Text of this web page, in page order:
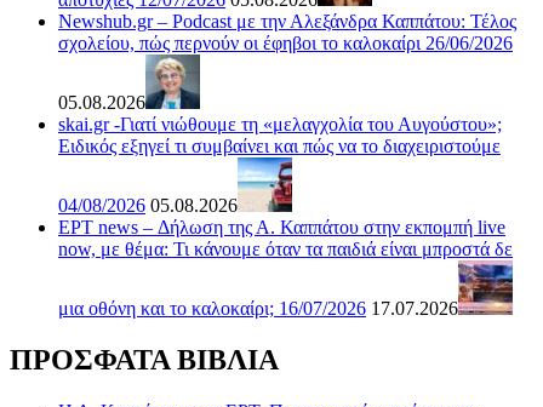
Newshub.gr – Podcast με την Αλεξάνδρα Καππάτου: Τέλος
σχολείου, πώς περνούν οι έφηβοι το καλοκαίρι 26/06/2026
05.08.2026
skai.gr -Γιατί νιώθουμε τη «μελαγχολία του Αυγούστου»;
Ειδικός εξηγεί τι συμβαίνει και πώς να το διαχειριστούμε
04/08/2026 05.08.2026
ΕΡΤ news – Δήλωση της Α. Καππάτου στην εκπομπή live
now, με θέμα: Τι κάνουμε όταν τα παιδιά είναι μπροστά δε
μια οθόνη και το καλοκαίρι; 16/07/2026 17.07.2026
ΠΡΟΣΦΑΤΑ ΒΙΒΛΙΑ